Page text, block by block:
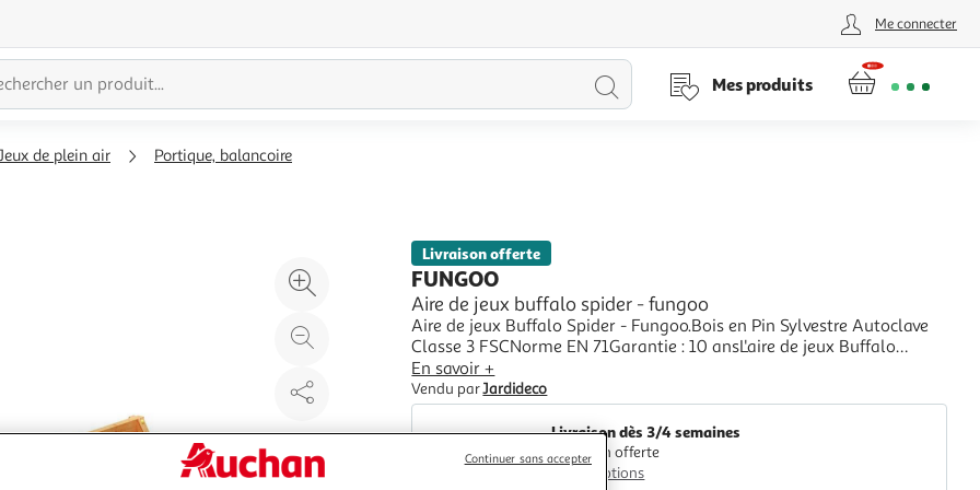
Me connecter
Lancer
Mes produits
de plein air Portique, balancoire
Agrandir
l'illustration
l'illustration
%
Partager
produit
Livraison offerte
FUNGOO
Aire de jeux buffalo spider - fungoo
Aire de jeux Buffalo Spider - Fungoo.Bois en Pin Sylvestre Autoclave
Classe 3 FSCNorme EN 71Garantie : 10 ansL'aire de jeux Buffalo
Spider Un toboggan vert avec glissade double vague mesurant 2,2
m.Un bac à sable avec 2 sièges.Une échelle à barreaux
métalliques.Une rampe d'escalade avec corde.Deux m
En savoir +
Vendu parJardideco
Livraison dès 3/4 semaines
Livraison offerte
Plus d'options
Continuer sans accepter